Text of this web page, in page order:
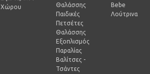
Χώρου
Θαλάσσης
Παιδικές
Πετσέτες
Θαλάσσης
Εξοπλισμός
Παραλίας
Βαλίτσες -
Τσάντες
Bebe
Λούτρινα